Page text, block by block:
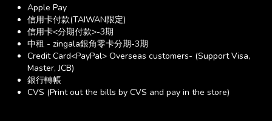
Apple Pay
信用卡付款(TAIWAN限定)
信用卡<分期付款>-3期
中租 - zingala銀角零卡分期-3期
Credit Card<PayPal> Overseas customers- (Support Visa,
Master, JCB)
銀行轉帳
CVS (Print out the bills by CVS and pay in the store)